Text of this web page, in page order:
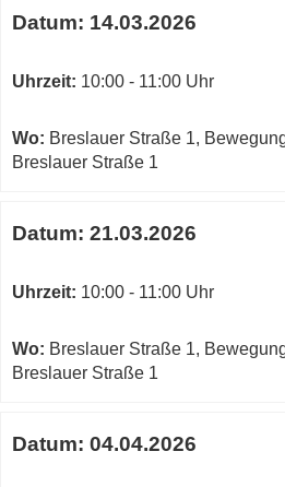
Fenster
Datum: 14.03.2026
Uhrzeit: 10:00 - 11:00 Uhr
Wo: Breslauer Straße 1,
Breslauer Straße 1
Datum: 21.03.2026
Uhrzeit: 10:00 - 11:00 Uhr
Wo: Breslauer Straße 1,
Breslauer Straße 1
Datum: 04.04.2026